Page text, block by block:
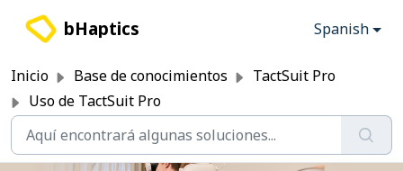
bHaptics Spanish
Inicio Base de conocimientos
TactSuit Pro
Uso de TactSuit Pro